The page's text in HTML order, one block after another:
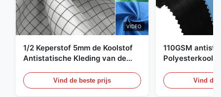
VIDEO
1/2 Keperstof 5mm de Koolstof
Antistatische Kleding van de
Vind de beste prijs
110GSM
Vind de